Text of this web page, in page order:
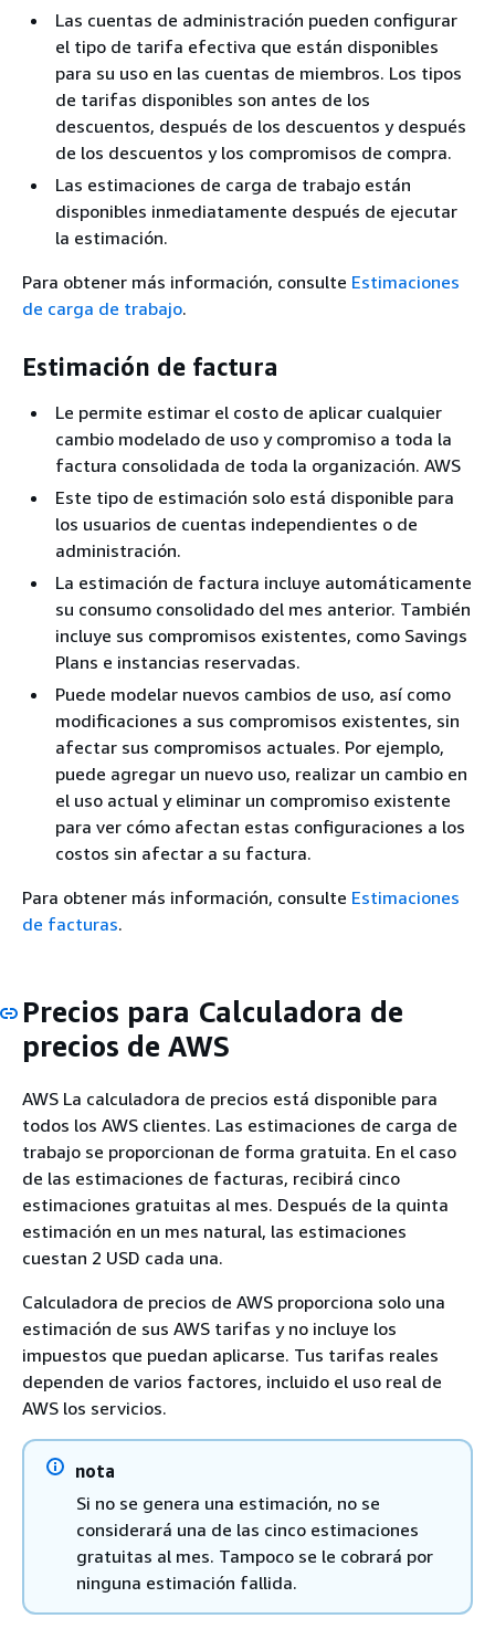
Las cuentas de administración pueden configurar
el tipo de tarifa efectiva que están disponibles
para su uso en las cuentas de miembros. Los tipos
de tarifas disponibles son antes de los
descuentos, después de los descuentos y después
de los descuentos y los compromisos de compra.
Las estimaciones de carga de trabajo están
disponibles inmediatamente después de ejecutar
la estimación.
Para obtener más información, consulte Estimaciones
de carga de trabajo.
Estimación de factura
Le permite estimar el costo de aplicar cualquier
cambio modelado de uso y compromiso a toda la
factura consolidada de toda la organización. AWS
Este tipo de estimación solo está disponible para
los usuarios de cuentas independientes o de
administración.
La estimación de factura incluye automáticamente
su consumo consolidado del mes anterior. También
incluye sus compromisos existentes, como Savings
Plans e instancias reservadas.
Puede modelar nuevos cambios de uso, así como
modificaciones a sus compromisos existentes, sin
afectar sus compromisos actuales. Por ejemplo,
puede agregar un nuevo uso, realizar un cambio en
el uso actual y eliminar un compromiso existente
para ver cómo afectan estas configuraciones a los
costos sin afectar a su factura.
Para obtener más información, consulte Estimaciones
de facturas.
Precios para Calculadora de
precios de AWS
AWS La calculadora de precios está disponible para
todos los AWS clientes. Las estimaciones de carga de
trabajo se proporcionan de forma gratuita. En el caso
de las estimaciones de facturas, recibirá cinco
estimaciones gratuitas al mes. Después de la quinta
estimación en un mes natural, las estimaciones
cuestan 2 USD cada una.
Calculadora de precios de AWS proporciona solo una
estimación de sus AWS tarifas y no incluye los
impuestos que puedan aplicarse. Tus tarifas reales
dependen de varios factores, incluido el uso real de
AWS los servicios.
nota
Si no se genera una estimación, no se
considerará una de las cinco estimaciones
gratuitas al mes. Tampoco se le cobrará por
ninguna estimación fallida.